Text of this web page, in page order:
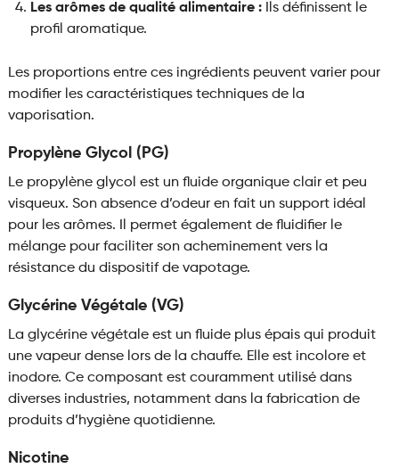
Les arômes de qualité alimentaire :Ils définissent le
profil aromatique.
Les proportions entre ces ingrédients peuvent varier pour
modifier les caractéristiques techniques de la
vaporisation.
Propylène Glycol (PG)
Le propylène glycol est un fluide organique clair et peu
visqueux. Son absence d’odeur en fait un support idéal
pour les arômes. Il permet également de fluidifier le
mélange pour faciliter son acheminement vers la
résistance du dispositif de vapotage.
Glycérine Végétale (VG)
La glycérine végétale est un fluide plus épais qui produit
une vapeur dense lors de la chauffe. Elle est incolore et
inodore. Ce composant est couramment utilisé dans
diverses industries, notamment dans la fabrication de
produits d’hygiène quotidienne.
Nicotine